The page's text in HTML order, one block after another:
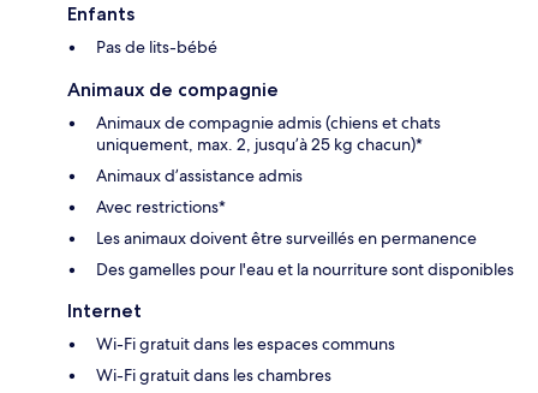
Enfants
Pas de lits-bébé
Animaux de compagnie
Animaux de compagnie admis (chiens et chats
uniquement, max. 2, jusqu’à 25 kg chacun)*
Animaux d’assistance admis
Avec restrictions*
Les animaux doivent être surveillés en permanence
Des gamelles pour l'eau et la nourriture sont disponibles
Internet
Wi-Fi gratuit dans les espaces communs
Wi-Fi gratuit dans les chambres